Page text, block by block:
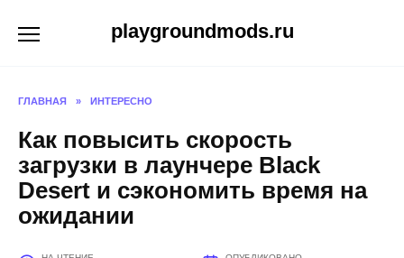
playgroundmods.ru
ГЛАВНАЯ » ИНТЕРЕСНО
Как повысить скорость
загрузки в лаунчере Black
Desert и сэкономить время на
ожидании